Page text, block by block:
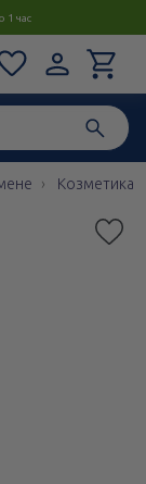
1 час
Козметика